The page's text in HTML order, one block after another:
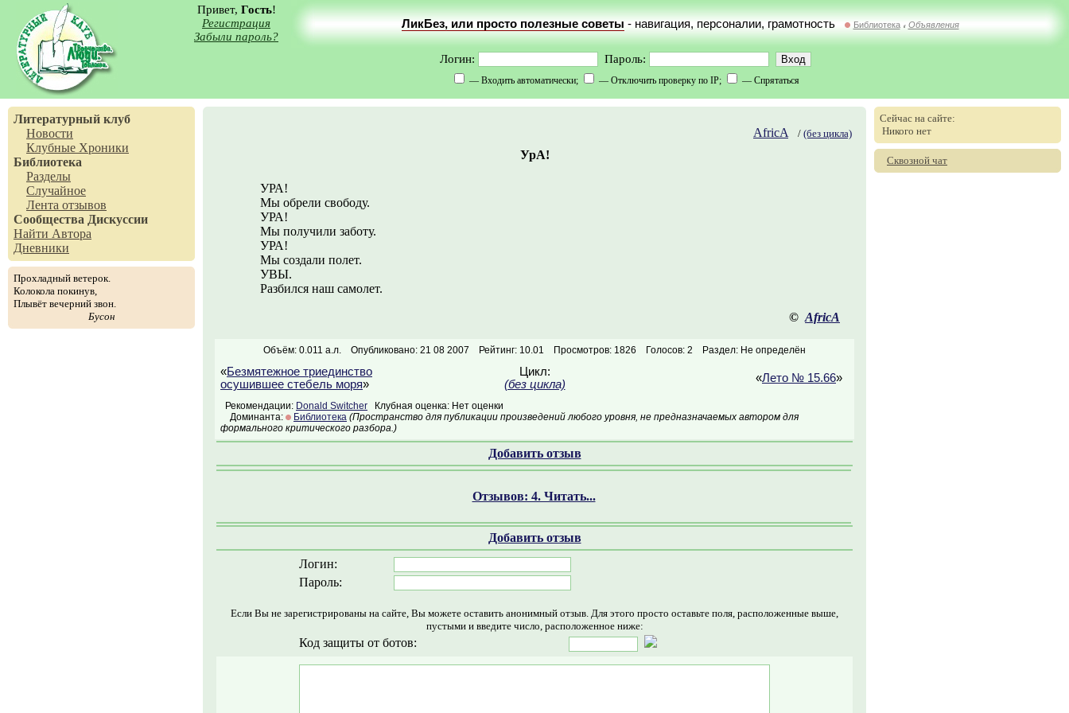
Привет, Гость!
Регистрация
Забыли пароль?
ЛикБез, или просто полезные советы - навигация, персоналии, грамотность Библиотека // Объявления
Логин: Пароль:
— Входить автоматически; — Отключить проверку по IP; — Спрятаться
Литературный клуб
Новости
Клубные Хроники
Библиотека
Разделы
Случайное
Лента отзывов
Сообщества Дискуссии
Найти Автора
Дневники
Прохладный ветерок.
Колокола покинув,
Плывёт вечерний звон.
Бусон
AfricA / (без цикла)
УрА!
УРА!
Мы обрели свободу.
УРА!
Мы получили заботу.
УРА!
Мы создали полет.
УВЫ.
Разбился наш самолет.
© AfricA
Объём: 0.011 а.л. Опубликовано: 21 08 2007 Рейтинг: 10.01 Просмотров: 1826 Голосов: 2 Раздел: Не определён
«Безмятежное триединство
осушившее стебель моря»
Цикл:
(без цикла)
«Лето № 15.66»
Рекомендации: Donald Switcher Клубная оценка: Нет оценки
Доминанта:
Библиотека (Пространство для публикации произведений любого уровня, не предназначаемых автором для
формального критического разбора.)
Добавить отзыв
Отзывов: 4. Читать...
Добавить отзыв
Логин:
Пароль:
Если Вы не зарегистрированы на сайте, Вы можете оставить анонимный отзыв. Для этого просто оставьте поля, расположенные выше,
пустыми и введите число, расположенное ниже:
Код защиты от ботов:
Сейчас на сайте:
Никого нет
Сквозной чат